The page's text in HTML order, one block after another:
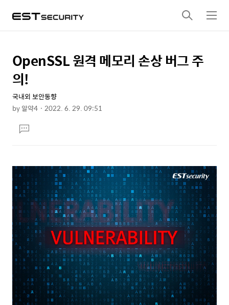
검
색
메
뉴
상
세
텐
본
문
제
목
OpenSSL 원격 메모리 손상 버그 주
의!
국내외 보안동향
by알약4 2022. 6. 29. 09:51
문댓
글